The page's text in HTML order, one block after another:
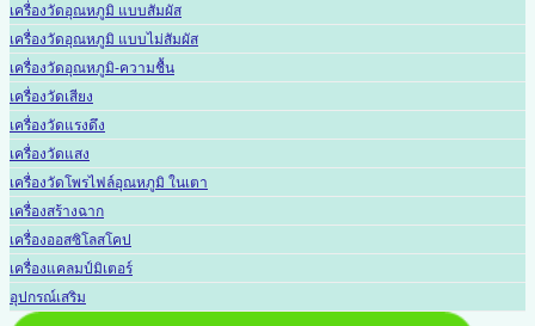
เครื่องวัดอุณหภูมิ แบบสัมผัส
เครื่องวัดอุณหภูมิ แบบไม่สัมผัส
เครื่องวัดอุณหภูมิ-ความชื้น
เครื่องวัดเสียง
เครื่องวัดแรงดึง
เครื่องวัดแสง
เครื่องวัดโพรไฟล์อุณหภูมิ ในเตา
เครื่องสร้างฉาก
เครื่องออสซิโลสโคป
เครื่องแคลมป์มิเตอร์
อุปกรณ์เสริม